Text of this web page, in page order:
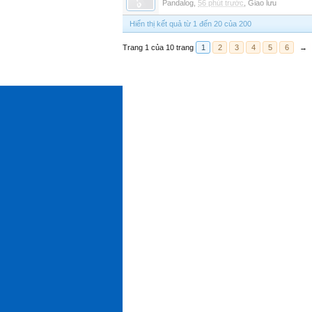
Pandalog 56 phút trước Giao lưu
Hiển thị kết quả từ 1 đến 20 của 200
Trang 1 của 10 trang 1 2 3 4 5 6 →